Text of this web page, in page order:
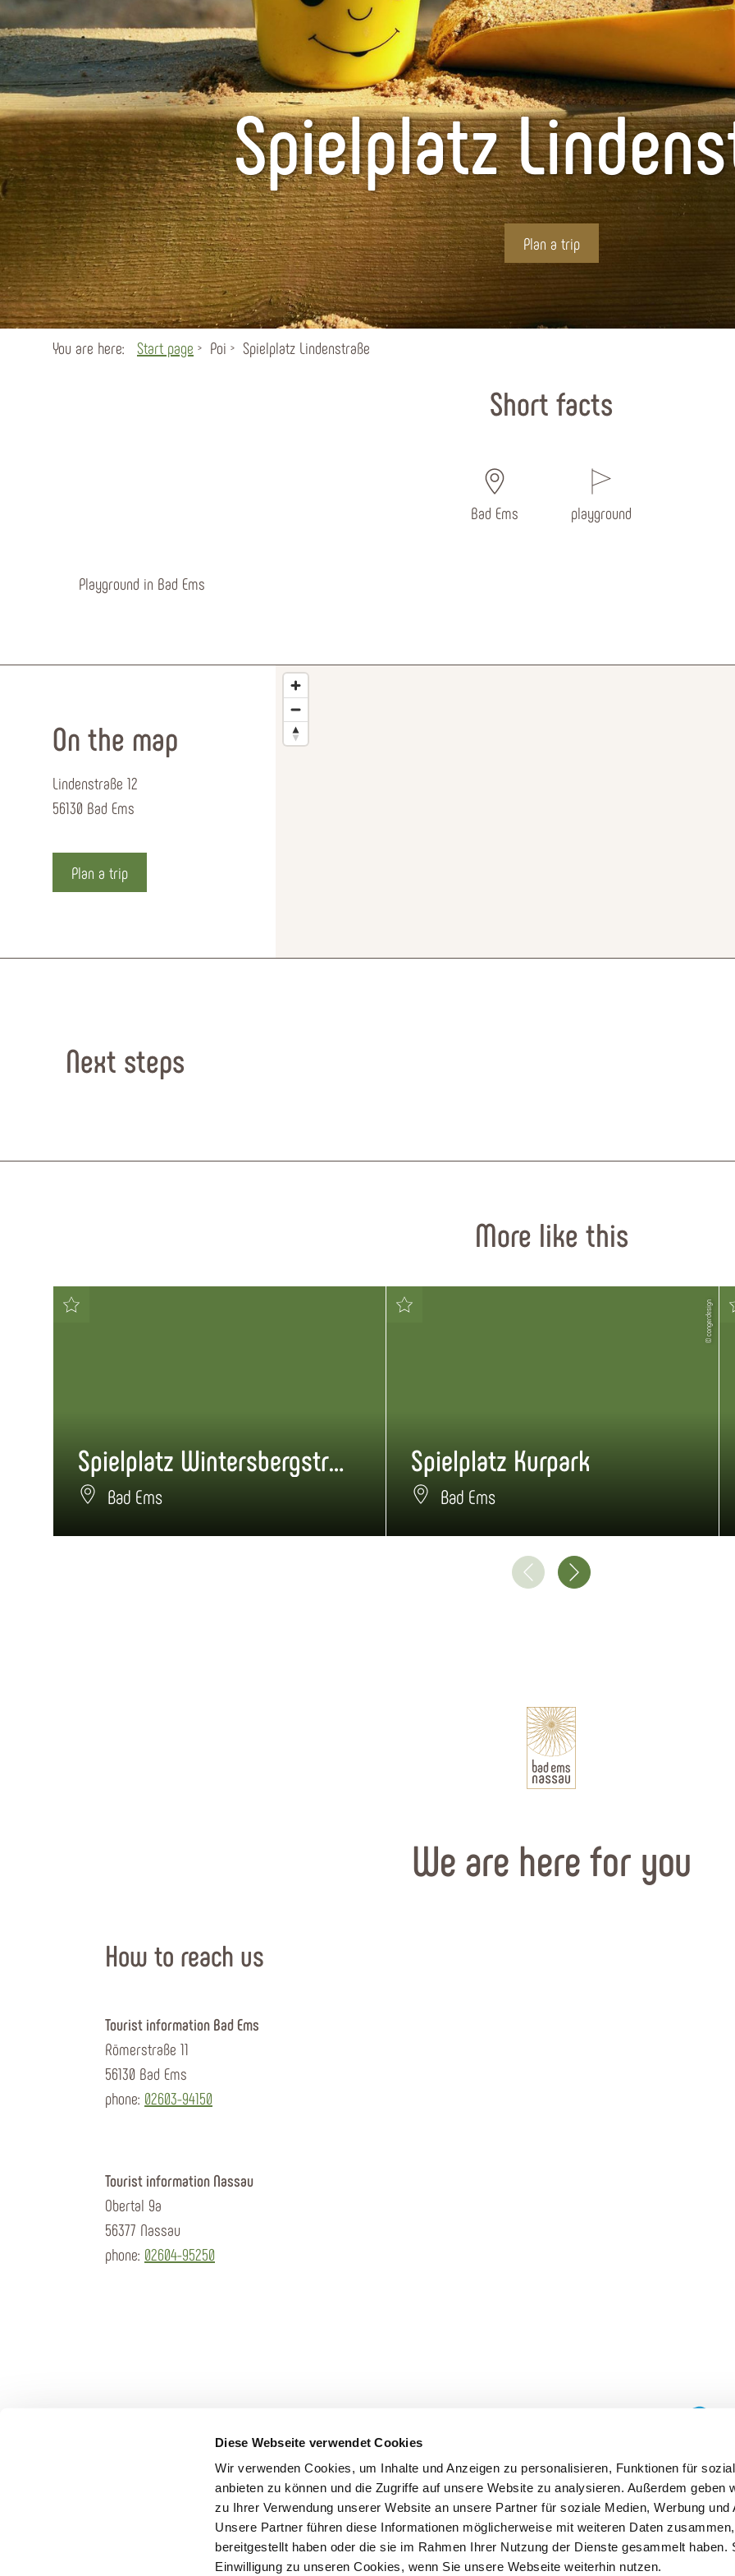
Diese Webseite verwendet Cookies
Wir verwenden Cookies, um Inhalte und Anzeigen zu personalisieren, Funktionen für
anbieten zu können und die Zugriffe auf unsere Website zu analysieren. Außerdem geben
zu Ihrer Verwendung unserer Website an unsere Partner für soziale Medien, Werbung und
Unsere Partner führen diese Informationen möglicherweise mit weiteren Daten
bereitgestellt haben oder die sie im Rahmen Ihrer Nutzung der Dienste gesammelt haben.
Einwilligung zu unseren Cookies, wenn Sie unsere Webseite weiterhin nutzen.
Spielplatz
Plan a trip
You are here: Start page Poi Spielplatz Lindenstraße
Short facts
Bad Ems playground
Playground in Bad Ems
On the map
Lindenstraße 12
56130 Bad Ems
Plan a trip
Next steps
More like this
Spielplatz Wintersbergstraße
Bad Ems
© congerdesign
Spielplatz Kurpark
Bad Ems
We are here for you
How to reach us
Tourist information Bad Ems
Römerstraße 11
56130 Bad Ems
phone: 02603-94150
Tourist information Nassau
Obertal 9a
56377 Nassau
phone: 02604-95250